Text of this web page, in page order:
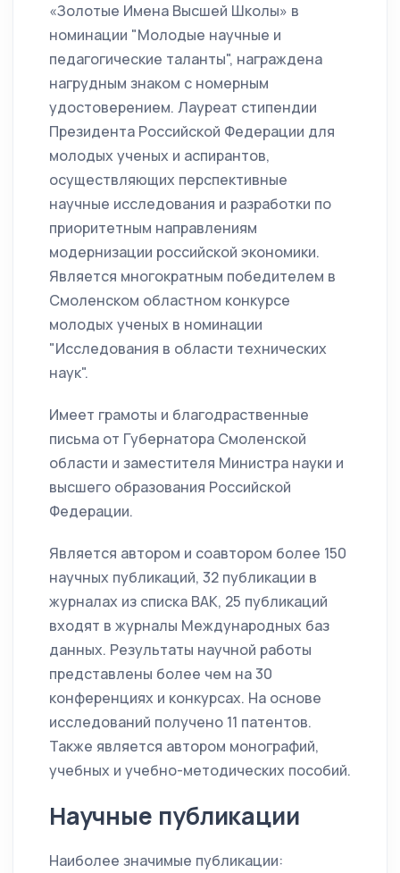
«Золотые Имена Высшей Школы» в
номинации "Молодые научные и
педагогические таланты", награждена
нагрудным знаком с номерным
удостоверением. Лауреат стипендии
Президента Российской Федерации для
молодых ученых и аспирантов,
осуществляющих перспективные
научные исследования и разработки по
приоритетным направлениям
модернизации российской экономики.
Является многократным победителем в
Смоленском областном конкурсе
молодых ученых в номинации
"Исследования в области технических
наук".
Имеет грамоты и благодраственные
письма от Губернатора Смоленской
области и заместителя Министра науки и
высшего образования Российской
Федерации.
Является автором и соавтором более 150
научных публикаций, 32 публикации в
журналах из списка ВАК, 25 публикаций
входят в журналы Международных баз
данных. Результаты научной работы
представлены более чем на 30
конференциях и конкурсах. На основе
исследований получено 11 патентов.
Также является автором монографий,
учебных и учебно-методических пособий.
Научные публикации
Наиболее значимые публикации: